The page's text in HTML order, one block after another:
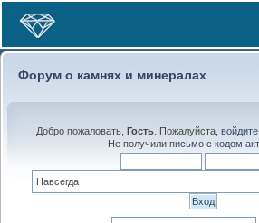
Форум о камнях и минералах
Добро пожаловать, Гость. Пожалуйста, войдите
Не получили письмо с кодом